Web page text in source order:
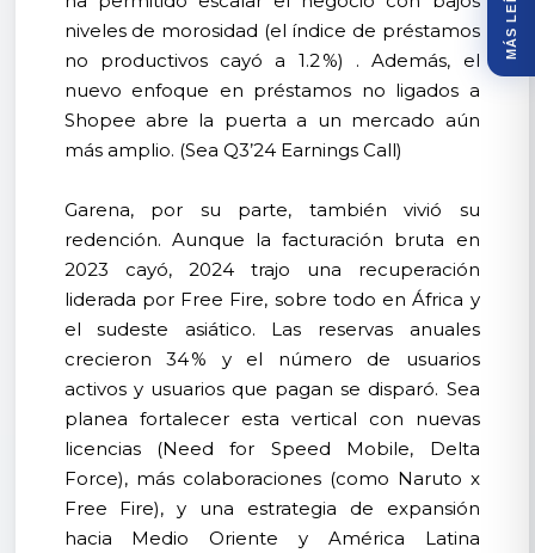
niveles de morosidad (el índice de préstamos
no productivos cayó a 1.2 %) . Además, el
nuevo enfoque en préstamos no ligados a
Shopee abre la puerta a un mercado aún
más amplio. (Sea Q3’24 Earnings Call)
Garena, por su parte, también vivió su
redención. Aunque la facturación bruta en
2023 cayó, 2024 trajo una recuperación
liderada por Free Fire, sobre todo en África y
el sudeste asiático. Las reservas anuales
crecieron 34 % y el número de usuarios
activos y usuarios que pagan se disparó. Sea
planea fortalecer esta vertical con nuevas
licencias (Need for Speed Mobile, Delta
Force), más colaboraciones (como Naruto x
Free Fire), y una estrategia de expansión
hacia Medio Oriente y América Latina